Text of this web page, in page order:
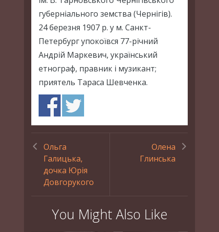
губерніального земства (Чернігів).
24 березня 1907 р. у м. Санкт-
Петербург упокоївся 77-річний
Андрій Маркевич, український
етнограф, правник i музикант;
приятель Тараса Шевченка.
Ольга
Галицька,
дочка Юрія
Довгорукого
Олена
Глинська
You Might Also Like